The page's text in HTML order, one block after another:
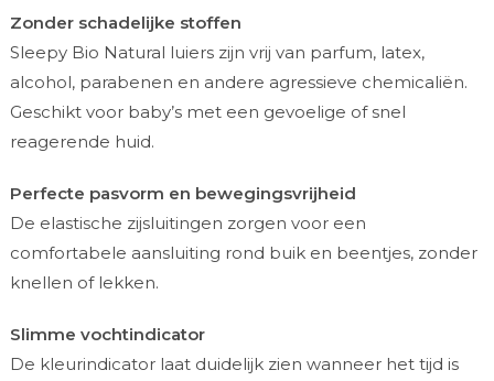
Zonder schadelijke stoffen
Sleepy Bio Natural luiers zijn vrij van parfum, latex,
alcohol, parabenen en andere agressieve chemicaliën.
Geschikt voor baby’s met een gevoelige of snel
reagerende huid.
Perfecte pasvorm en bewegingsvrijheid
De elastische zijsluitingen zorgen voor een
comfortabele aansluiting rond buik en beentjes, zonder
knellen of lekken.
Slimme vochtindicator
De kleurindicator laat duidelijk zien wanneer het tijd is